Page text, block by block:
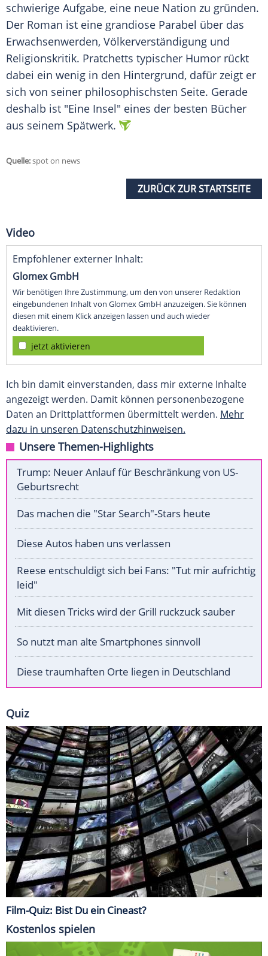
schwierige Aufgabe, eine neue Nation zu gründen.
Der Roman ist eine grandiose Parabel über das
Erwachsenwerden, Völkerverständigung und
Religionskritik. Pratchetts typischer Humor rückt
dabei ein wenig in den Hintergrund, dafür zeigt er
sich von seiner philosophischsten Seite. Gerade
deshalb ist "Eine Insel" eines der besten Bücher
aus seinem Spätwerk.
Quelle:spot on news
ZURÜCK ZUR STARTSEITE
Video
Empfohlener externer Inhalt:
Glomex GmbH
Wir benötigen Ihre Zustimmung, um den von unserer Redaktion
eingebundenen Inhalt von Glomex GmbH anzuzeigen. Sie können
diesen mit einem Klick anzeigen lassen und auch wieder
deaktivieren.
jetzt aktivieren
Ich bin damit einverstanden, dass mir externe Inhalte
angezeigt werden. Damit können personenbezogene
Daten an Drittplattformen übermittelt werden. Mehr
dazu in unseren Datenschutzhinweisen.
Unsere Themen-Highlights
Trump: Neuer Anlauf für Beschränkung von US-
Geburtsrecht
Das machen die "Star Search"-Stars heute
Diese Autos haben uns verlassen
Reese entschuldigt sich bei Fans: "Tut mir aufrichtig
leid"
Mit diesen Tricks wird der Grill ruckzuck sauber
So nutzt man alte Smartphones sinnvoll
Diese traumhaften Orte liegen in Deutschland
Quiz
Film-Quiz: Bist Du ein Cineast?
Kostenlos spielen